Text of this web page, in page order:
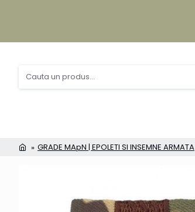
GRADE MApN | EPOLETI SI INSEMNE ARMATA